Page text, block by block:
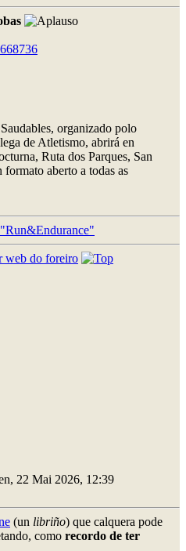
organizado polo
de Atletismo, abrirá en
Ruta dos Parques, San
formato aberto a todas as
22 Mai 2026, 12:39
(un libriño) que calquera pode
como recordo de ter